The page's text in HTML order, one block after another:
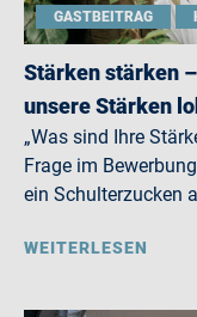
GASTBEITRAG
Stärken stärken
unsere Stärken
„Was sind Ihre
Frage im
ein Schulterzucken
WEITERLESEN